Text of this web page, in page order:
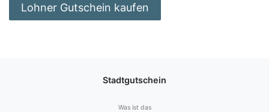
Lohner Gutschein kaufen
Stadtgutschein
Was ist das